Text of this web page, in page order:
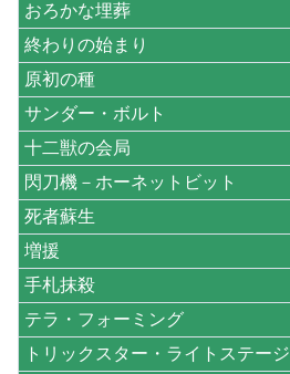
おろかな埋葬
終わりの始まり
原初の種
サンダー・ボルト
十二獣の会局
閃刀機－ホーネットビット
死者蘇生
増援
手札抹殺
テラ・フォーミング
トリックスター・ライトステージ